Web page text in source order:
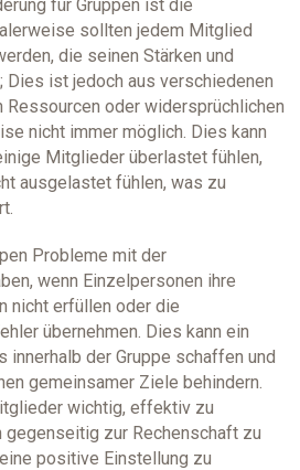
für Gruppen ist die
sollten jedem Mitglied
die seinen Stärken und
Dies ist jedoch aus verschiedenen
Ressourcen oder widersprüchlichen
nicht immer möglich. Dies kann
Mitglieder überlastet fühlen,
ausgelastet fühlen, was zu
Probleme mit der
wenn Einzelpersonen ihre
nicht erfüllen oder die
übernehmen. Dies kann ein
der Gruppe schaffen und
gemeinsamer Ziele behindern.
wichtig, effektiv zu
gegenseitig zur Rechenschaft zu
positive Einstellung zu